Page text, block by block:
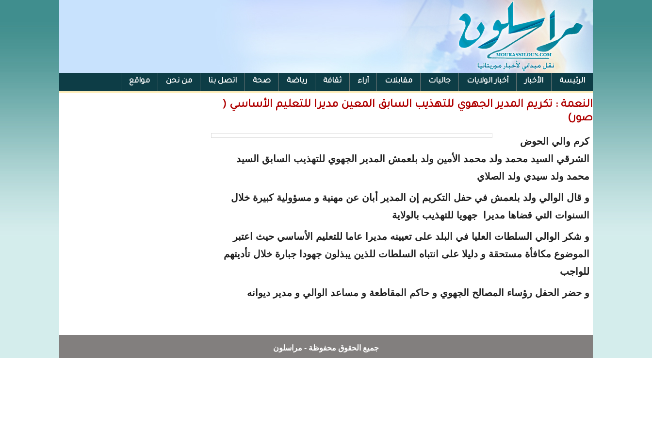
الرئيسة الأخبار أخبار الولايات جاليات مقابلات آراء ثقافة رياضة صحة اتصل بنا من نحن مواقع
النعمة : تكريم المدير الجهوي للتهذيب السابق المعين مديرا للتعليم الأساسي (
صور)
كرم والي الحوض
الشرقي السيد محمد ولد محمد الأمين ولد بلعمش المدير الجهوي للتهذيب السابق السيد
محمد ولد سيدي ولد الصلاي
و قال الوالي ولد بلعمش في حفل التكريم إن المدير أبان عن مهنية و مسؤولية كبيرة خلال
السنوات التي قضاها مديرا جهويا للتهذيب بالولاية
و شكر الوالي السلطات العليا في البلد على تعيينه مديرا عاما للتعليم الأساسي حيث اعتبر
الموضوع مكافأة مستحقة و دليلا على انتباه السلطات للذين يبذلون جهودا جبارة خلال تأديتهم
للواجب
و حضر الحفل رؤساء المصالح الجهوي و حاكم المقاطعة و مساعد الوالي و مدير ديوانه
جميع الحقوق محفوظة - مراسلون